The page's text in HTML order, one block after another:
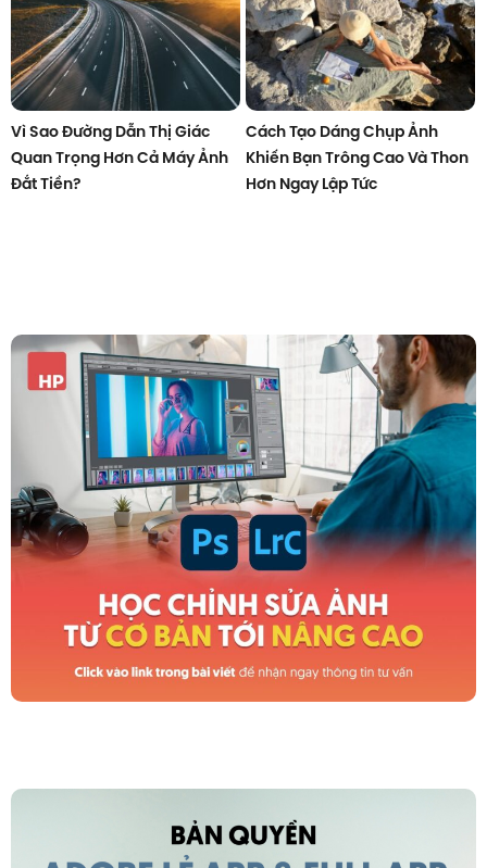
Vì Sao Đường Dẫn Thị Giác
Quan Trọng Hơn Cả Máy Ảnh
Đắt Tiền?
Cách Tạo Dáng Chụp Ảnh
Khiến Bạn Trông Cao Và Thon
Hơn Ngay Lập Tức